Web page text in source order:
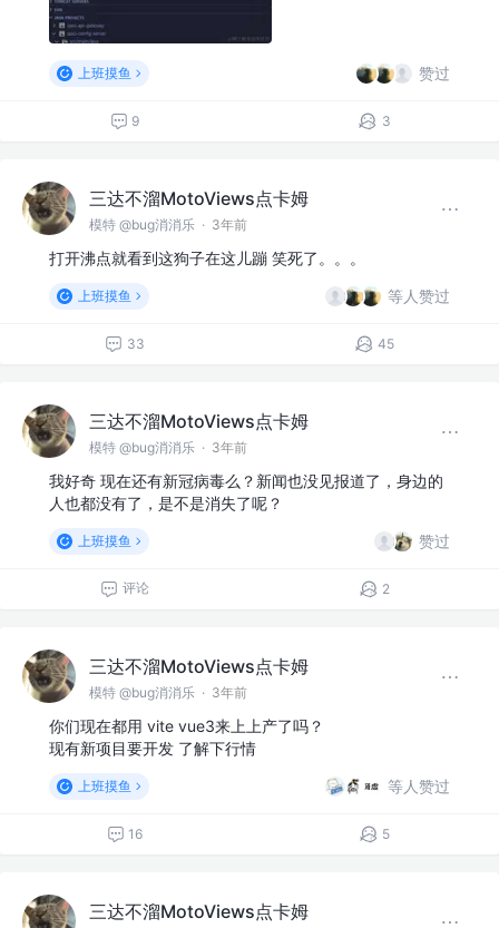
上班摸鱼 赞过
9 3
三达不溜MotoViews点卡姆
模特 @bug消消乐 · 3年前
打开沸点就看到这狗子在这儿蹦 笑死了。。。
上班摸鱼 等人赞过
33 45
三达不溜MotoViews点卡姆
模特 @bug消消乐 · 3年前
我好奇 现在还有新冠病毒么？新闻也没见报道了，身边的
人也都没有了，是不是消失了呢？
上班摸鱼 赞过
评论 2
三达不溜MotoViews点卡姆
模特 @bug消消乐 · 3年前
你们现在都用 vite vue3来上上产了吗？
现有新项目要开发 了解下行情
上班摸鱼 等人赞过
16 5
三达不溜MotoViews点卡姆